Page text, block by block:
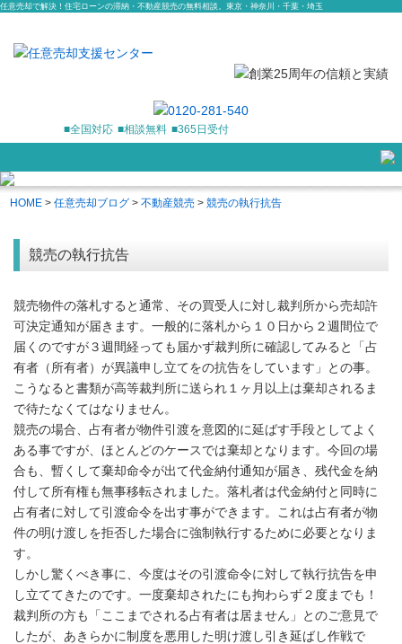
任意売却で解決！住宅ローンの滞納・不動産競売の無料相談。東京・神奈川・千葉・埼玉
■全国対応 ■相談無料 ■365日受付
HOME >任意売却ブログ >不動産競売 >競売の執行抗告
競売の執行抗告
競売物件の落札すると通常、その買受人に対し裁判所から売却許
可決定通知が届きます。一般的に落札から１０日から２週間位で
届くのですが３週間経っても届かず裁判所に確認してみると「占
有者（所有者）が異議申し立てをの抗告をしています」との事。
こうなると書類が高等裁判所に送られ１ヶ月以上は棄却されるま
で待たなくてはなりません。
競売の場合、占有者が物件引渡を意図的に延ばす手段としてよく
ある事ですが、ほとんどのケースでは棄却となります。今回の場
合も、暫くして棄却命令が出て代金納付通知が届き、残代金を納
付して所有権も無事移転されました。落札者は代金納付と同時に
占有者に対して引渡命令を出す事ができます。これは占有者が物
件の明け渡しを拒否した場合に強制執行するために必要となりま
す。
しかし驚くべき事に、今度はその引渡命令に対して執行抗告を申
し立ててきたのです。一度棄却されたにも拘わらず２度までも！
裁判所の方も「ここまでされる占有者は居ません」とのご意見で
したが、あきらかに制度を悪用した明け渡し引き延ばし作戦で